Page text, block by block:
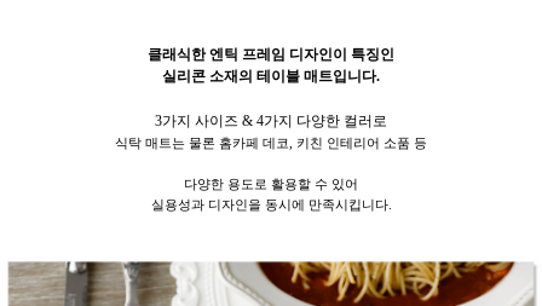
클래식한 엔틱 프레임 디자인이 특징인
실리콘 소재의 테이블 매트입니다.
3가지 사이즈 & 4가지 다양한 컬러로
식탁 매트는 물론 홈카페 데코, 키친 인테리어 소품 등
다양한 용도로 활용할 수 있어
실용성과 디자인을 동시에 만족시킵니다.